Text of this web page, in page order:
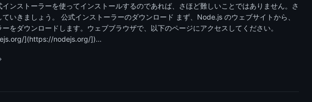
インストーラーを使ってインストールするのであれば、さほど難しいことではありません。さ
ていきましょう。 公式インストーラーのダウンロード まず、Node.js のウェブサイトから、
ーをダウンロードします。ウェブブラウザで、以下のページにアクセスしてください。
](https://nodejs.org/])…